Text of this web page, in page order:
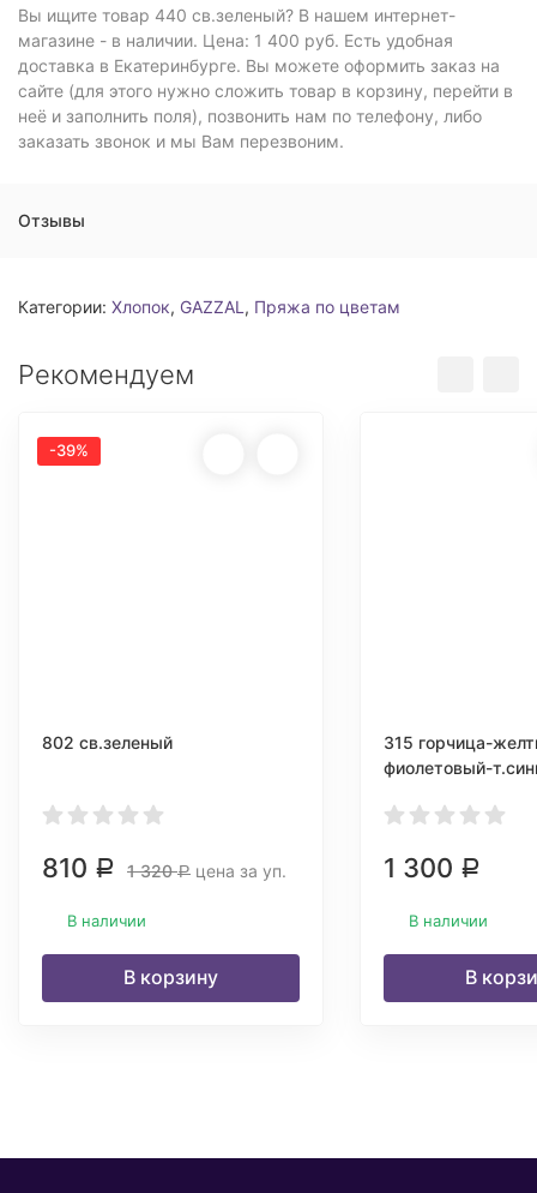
Вы ищите товар 440 св.зеленый? В нашем интернет-
магазине - в наличии. Цена: 1 400 руб. Есть удобная
доставка в Екатеринбурге. Вы можете оформить заказ на
сайте (для этого нужно сложить товар в корзину, перейти в
неё и заполнить поля), позвонить нам по телефону, либо
заказать звонок и мы Вам перезвоним.
Отзывы
Категории: Хлопок, GAZZAL , Пряжа по цветам
Рекомендуем
-39%
802 св.зеленый
810 Р 1 320Р цена за уп.
В наличии
В корзину
315 горчица-
фиолетовый-
1 300 Р
В наличии
В